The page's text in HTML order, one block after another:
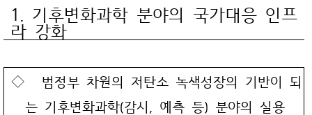
1. 기후변화과학 분야의 국가대응 인프
라 강화
◇ 범정부 차원의 저탄소 녹색성장의 기반이 되
는 기후변화과학(감시, 예측 등) 분야의 실용